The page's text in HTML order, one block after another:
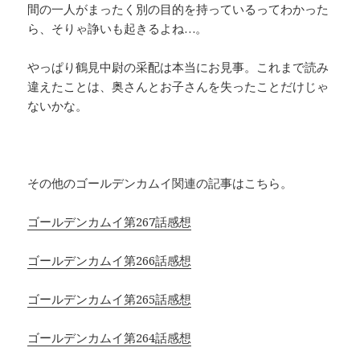
間の一人がまったく別の目的を持っているってわかった
ら、そりゃ諍いも起きるよね…。
やっぱり鶴見中尉の采配は本当にお見事。これまで読み
違えたことは、奥さんとお子さんを失ったことだけじゃ
ないかな。
その他のゴールデンカムイ関連の記事はこちら。
ゴールデンカムイ第267話感想
ゴールデンカムイ第266話感想
ゴールデンカムイ第265話感想
ゴールデンカムイ第264話感想